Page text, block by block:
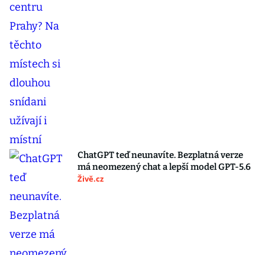
ChatGPT teď neunavíte. Bezplatná verze
má neomezený chat a lepší model GPT-5.6
Živě.cz